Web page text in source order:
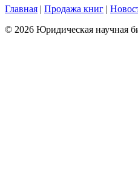
Главная | Продажа книг |
© 2026 Юридическая научная